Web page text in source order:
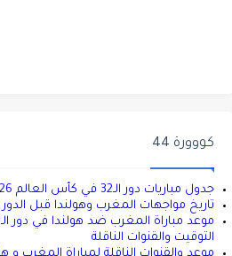
كووورة 44
جدول مباريات دور الـ32 في كأس العالم 2026..دليلك الكامل
تاريخ مواجهات المغرب وهولندا قبل الدور 32 كأس العالم 2026
التوقيت والقنوات الناقلة